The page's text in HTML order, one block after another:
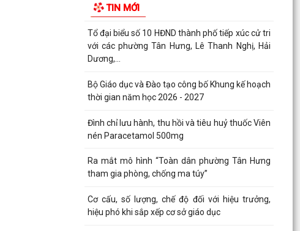
TIN MỚI
doanh,...
Tổ đại biểu số 10 HĐND thành phố tiếp xúc cử tri
với các phường Tân Hưng, Lê Thanh Nghị, Hải
Dương,...
Bộ Giáo dục và Đào tạo công bố Khung kế hoạch
thời gian năm học 2026 - 2027
Đình chỉ lưu hành, thu hồi và tiêu huỷ thuốc Viên
nén Paracetamol 500mg
Ra mắt mô hình “Toàn dân phường Tân Hưng
tham gia phòng, chống ma túy”
Cơ cấu, số lượng, chế độ đối với hiệu trưởng,
hiệu phó khi sắp xếp cơ sở giáo dục